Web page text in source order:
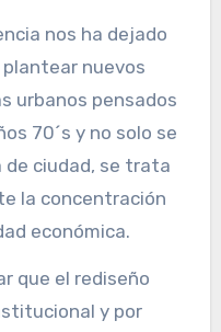
nos ha dejado
nuevos
urbanos pensados
70´s y no solo se
ciudad, se trata
la concentración
económica.
que el rediseño
y por